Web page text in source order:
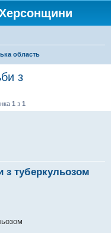
область
з
1 з 1
з туберкульозом